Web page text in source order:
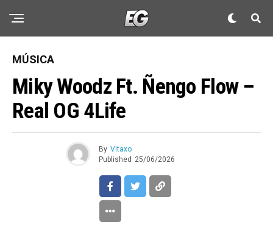
MÚSICA
Miky Woodz Ft. Ñengo Flow –
Real OG 4Life
By Vitaxo
Published 25/06/2026